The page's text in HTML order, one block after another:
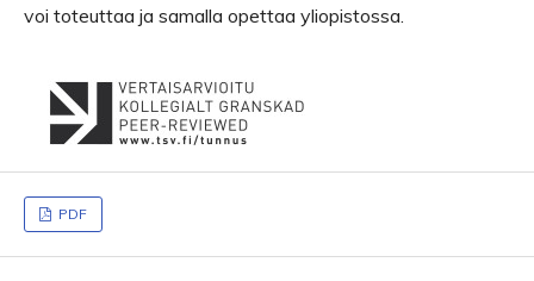
voi toteuttaa ja samalla opettaa yliopistossa.
PDF